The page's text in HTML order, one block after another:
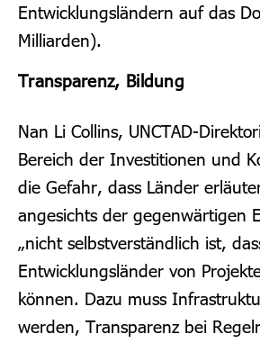
Entwicklungsländern auf das
Milliarden).
Transparenz, Bildung
Nan Li Collins, UNCTAD-
Bereich der Investitionen und
die Gefahr, dass Länder
angesichts der gegenwärtigen
„nicht selbstverständlich ist,
Entwicklungsländer von
können. Dazu muss
werden, Transparenz bei